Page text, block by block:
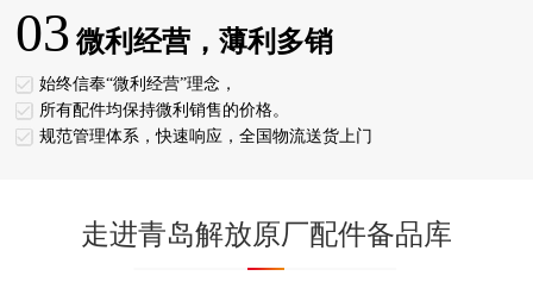
03 微利经营，薄利多销
始终信奉“微利经营”理念，
所有配件均保持微利销售的价格。
规范管理体系，快速响应，全国物流送货上门
走进青岛解放原厂配件备品库